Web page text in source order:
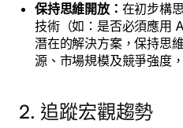
保持思維開放： 在初步構
技術（如：是否必須應用
潛在的解決方案，保持思
源、市場規模及競爭強度
2. 追蹤宏觀趨勢